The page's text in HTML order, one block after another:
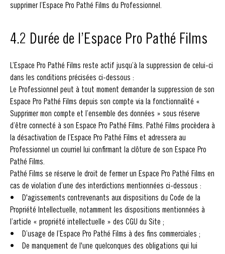
supprimer l’Espace Pro Pathé Films du Professionnel.
4.2 Durée de l’Espace Pro Pathé Films
L’Espace Pro Pathé Films reste actif jusqu’à la suppression de celui-ci
dans les conditions précisées ci-dessous :
Le Professionnel peut à tout moment demander la suppression de son
Espace Pro Pathé Films depuis son compte via la fonctionnalité «
Supprimer mon compte et l’ensemble des données » sous réserve
d’être connecté à son Espace Pro Pathé Films. Pathé Films procèdera à
la désactivation de l’Espace Pro Pathé Films et adressera au
Professionnel un courriel lui confirmant la clôture de son Espace Pro
Pathé Films.
Pathé Films se réserve le droit de fermer un Espace Pro Pathé Films en
cas de violation d’une des interdictions mentionnées ci-dessous :
• D'agissements contrevenants aux dispositions du Code de la
Propriété Intellectuelle, notamment les dispositions mentionnées à
l’article « propriété intellectuelle » des CGU du Site ;
• D’usage de l’Espace Pro Pathé Films à des fins commerciales ;
• De manquement de l'une quelconques des obligations qui lui